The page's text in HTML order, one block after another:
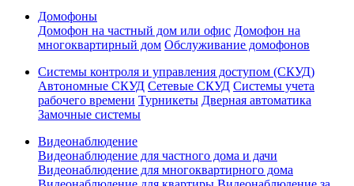
Домофоны
Домофон на частный дом или офис Домофон на
многоквартирный дом Обслуживание домофонов
Системы контроля и управления доступом (СКУД)
Автономные СКУД Сетевые СКУД Системы учета
рабочего времени Турникеты Дверная автоматика
Замочные системы
Видеонаблюдение
Видеонаблюдение для частного дома и дачи
Видеонаблюдение для многоквартирного дома